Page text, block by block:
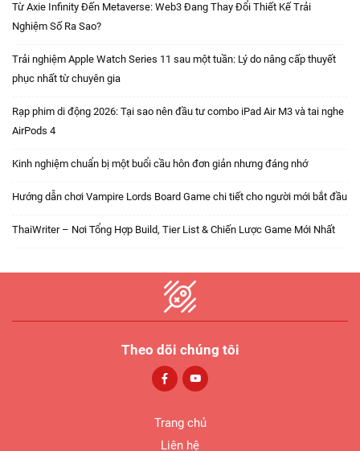
Từ Axie Infinity Đến Metaverse: Web3 Đang Thay Đổi Thiết Kế Trải
Nghiệm Số Ra Sao?
Trải nghiệm Apple Watch Series 11 sau một tuần: Lý do nâng cấp thuyết
phục nhất từ chuyên gia
Rạp phim di động 2026: Tại sao nên đầu tư combo iPad Air M3 và tai nghe
AirPods 4
Kinh nghiệm chuẩn bị một buổi cầu hôn đơn giản nhưng đáng nhớ
Hướng dẫn chơi Vampire Lords Board Game chi tiết cho người mới bắt đầu
ThaiWriter – Nơi Tổng Hợp Build, Tier List & Chiến Lược Game Mới Nhất
Theo dõi chúng tôi
Trang chủ
Liên hệ